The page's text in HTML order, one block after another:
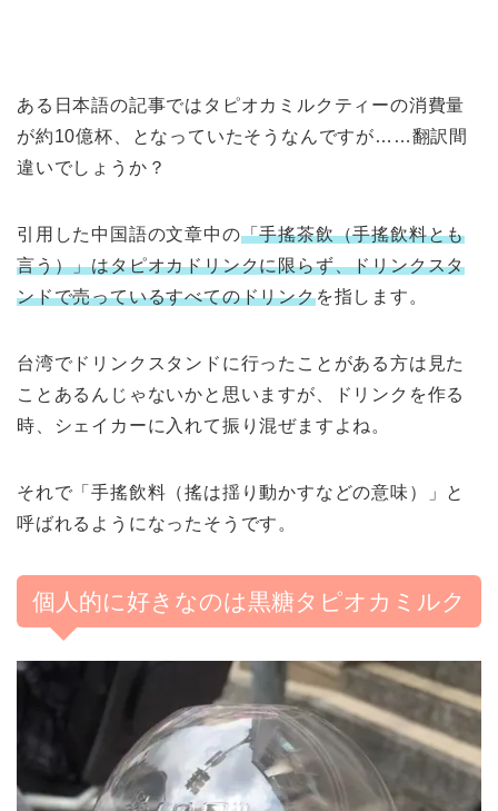
ある日本語の記事ではタピオカミルクティーの消費量
が約10億杯、となっていたそうなんですが……翻訳間
違いでしょうか？
引用した中国語の文章中の「手搖茶飲（手搖飲料とも
言う）」はタピオカドリンクに限らず、ドリンクスタ
ンドで売っているすべてのドリンクを指します。
台湾でドリンクスタンドに行ったことがある方は見た
ことあるんじゃないかと思いますが、ドリンクを作る
時、シェイカーに入れて振り混ぜますよね。
それで「手搖飲料（搖は揺り動かすなどの意味）」と
呼ばれるようになったそうです。
個人的に好きなのは黒糖タピオカミルク